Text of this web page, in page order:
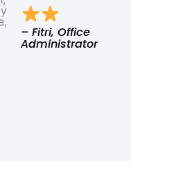
– Fitri, Office
Administrator